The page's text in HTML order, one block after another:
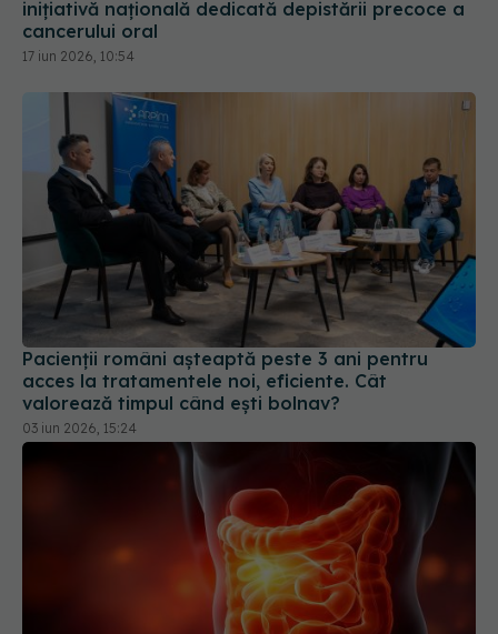
inițiativă națională dedicată depistării precoce a
cancerului oral
17 iun 2026, 10:54
Pacienții români așteaptă peste 3 ani pentru
acces la tratamentele noi, eficiente. Cât
valorează timpul când ești bolnav?
03 iun 2026, 15:24